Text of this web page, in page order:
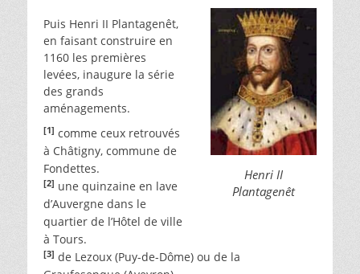
Henri II
Plantagenêt
Puis Henri II Plantagenêt,
en faisant construire en
1160 les premières
levées, inaugure la série
des grands
aménagements.
[1] comme ceux retrouvés
à Châtigny, commune de
Fondettes.
[2] une quinzaine en lave
d’Auvergne dans le
quartier de l’Hôtel de ville
à Tours.
[3] de Lezoux (Puy-de-Dôme) ou de la